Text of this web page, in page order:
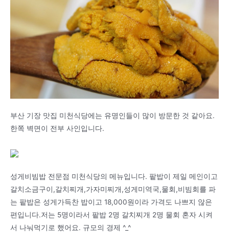
부산 기장 맛집 미천식당에는 유명인들이 많이 방문한 것 같아요.
한쪽 벽면이 전부 사인입니다.
성게비빔밥 전문점 미천식당의 메뉴입니다. 팥밥이 제일 메인이고
갈치소금구이,갈치찌개,가자미찌개,성게미역국,물회,비빔회를 파
는 팥밥은 성게가득찬 밥이고 18,000원이라 가격도 나쁘지 않은
편입니다.저는 5명이라서 팥밥 2명 갈치찌개 2명 물회 혼자 시켜
서 나눠먹기로 했어요. 규모의 경제 ^_^